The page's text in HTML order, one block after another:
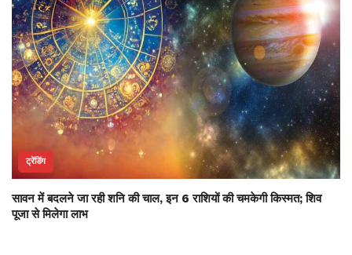
ट्रेंडिंग
सावन में बदलने जा रही शनि की चाल, इन 6 राशियों की चमकेगी किस्मत; शिव
पूजा से मिलेगा लाभ